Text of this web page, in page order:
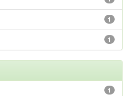
1
1
1